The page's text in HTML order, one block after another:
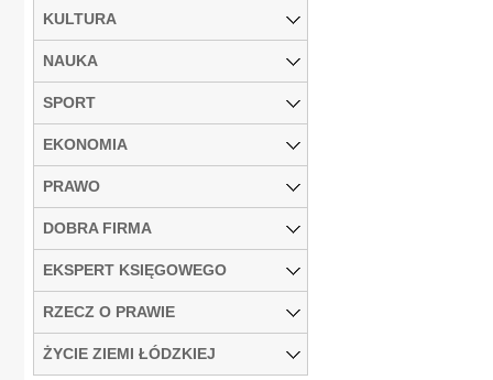
KULTURA
NAUKA
SPORT
EKONOMIA
PRAWO
DOBRA FIRMA
EKSPERT KSIĘGOWEGO
RZECZ O PRAWIE
ŻYCIE ZIEMI ŁÓDZKIEJ